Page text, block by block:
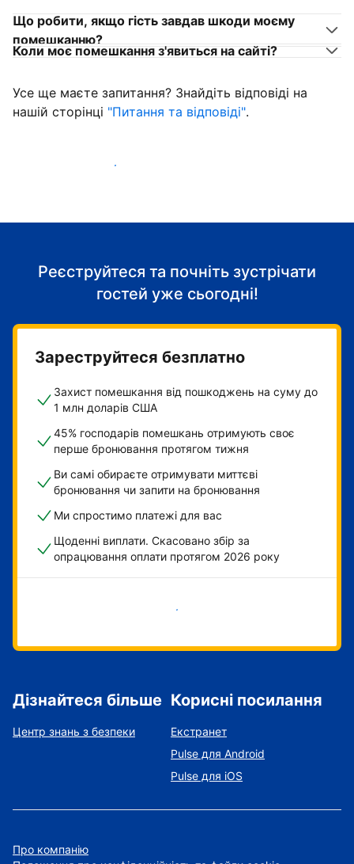
Що робити, якщо гість завдав шкоди моєму
помешканню?
Коли моє помешкання з'явиться на сайті?
Усе ще маєте запитання? Знайдіть відповіді на
нашій сторінці "Питання та відповіді".
Розпочніть приймати гостей
Реєструйтеся та почніть зустрічати
гостей уже сьогодні!
Зареструйтеся безплатно
Захист помешкання від пошкоджень на суму до
1 млн доларів США
45% господарів помешкань отримують своє
перше бронювання протягом тижня
Ви самі обираєте отримувати миттєві
бронювання чи запити на бронювання
Ми спростимо платежі для вас
Щоденні виплати. Скасовано збір за
опрацювання оплати протягом 2026 року
Розпочати зараз
Дізнайтеся більше
Центр знань з безпеки
Корисні посилання
Екстранет
Pulse для Android
Pulse для iOS
Про компанію